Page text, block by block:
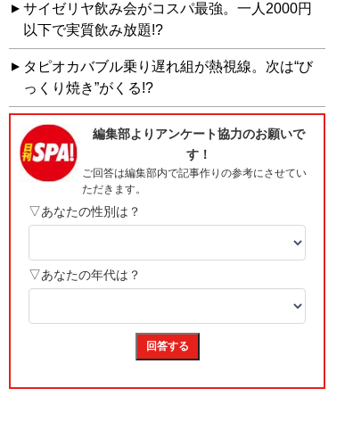
サイゼリヤ飲み会がコスパ最強。一人2000円
以下で実質飲み放題!?
タピオカバブル乗り遅れ組が熱視線。次は“び
っくり焼き”がくる!?